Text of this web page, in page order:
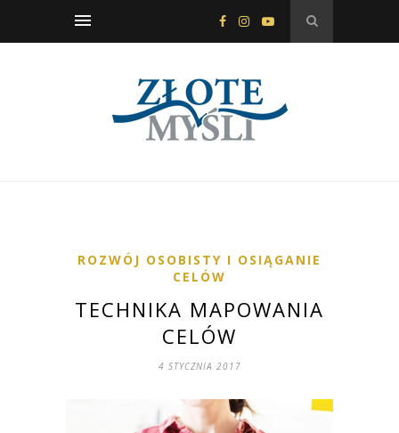
ROZWÓJ OSOBISTY I OSIĄGANIE
CELÓW
TECHNIKA MAPOWANIA
CELÓW
4 STYCZNIA 2017